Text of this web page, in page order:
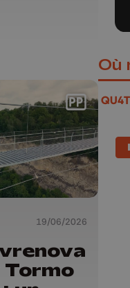
19/06/2026
Où